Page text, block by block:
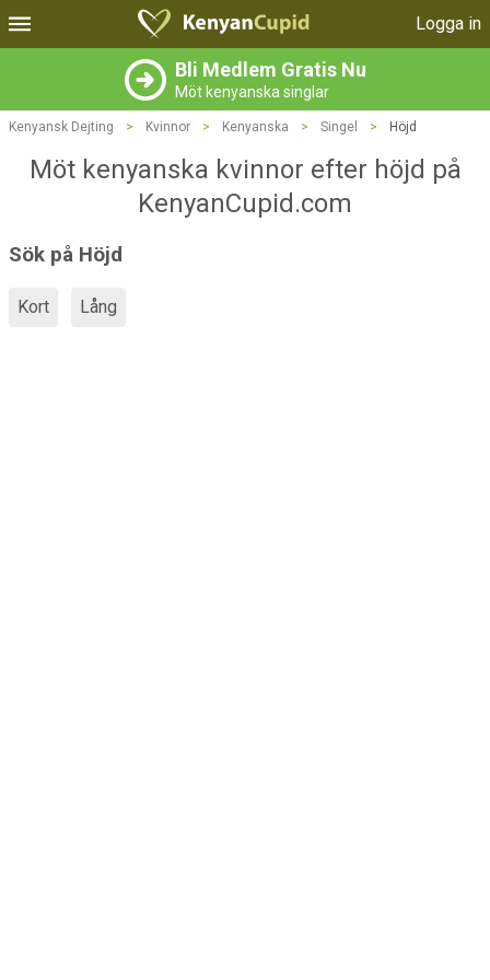
Logga in
Bli Medlem Gratis Nu
Möt kenyanska singlar
Kenyansk Dejting > Kvinnor > Kenyanska > Singel > Höjd
Möt kenyanska kvinnor efter höjd på
KenyanCupid.com
Sök på Höjd
Kort Lång